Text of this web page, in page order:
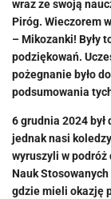
wraz ze swoją
Piróg. Wieczorem
– Mikozanki! Były
podziękowań.
pożegnanie było
podsumowania
6 grudnia 2024
jednak nasi
wyruszyli w podróż
Nauk
gdzie mieli okazję